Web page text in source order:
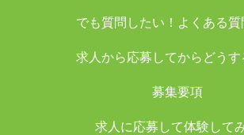
でも質問したい！よくある質
求人から応募してからどうす
募集要項
求人に応募して体験して